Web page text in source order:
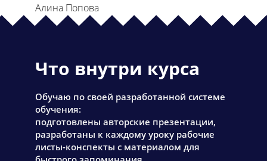
Алина Попова
Что внутри курса
Обучаю по своей разработанной системе
обучения:
подготовлены авторские презентации,
разработаны к каждому уроку рабочие
листы-конспекты с материалом для